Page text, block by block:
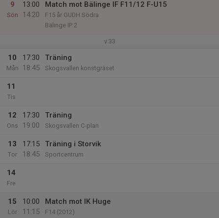
9
Sön
13:00
14:20
Match mot Bälinge IF F11/12 F-U15
F15 år GUDH Södra
Bälinge IP 2
v.33
10
Mån
17:30
18:45
Träning
Skogsvallen konstgräset
11
Tis
12
Ons
17:30
19:00
Träning
Skogsvallen C-plan
13
Tor
17:15
18:45
Träning i Storvik
Sportcentrum
14
Fre
15
Lör
10:00
11:15
Match mot IK Huge
F14 (2012)